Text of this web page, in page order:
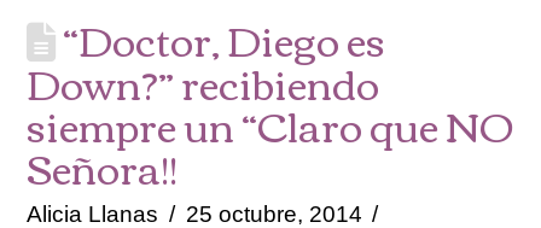
“Doctor, Diego es
Down?” recibiendo
siempre un “Claro que NO
Señora!!
Alicia Llanas
25 octubre, 2014